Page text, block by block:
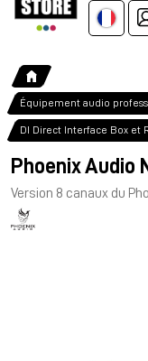
Équipement audio
DI Direct Interface Box et
Phoenix Audio
Version 8 canaux du